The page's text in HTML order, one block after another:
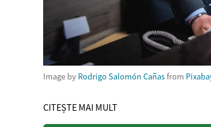
Image by Rodrigo Salomón Cañasfrom
CITEȘTE MAI MULT